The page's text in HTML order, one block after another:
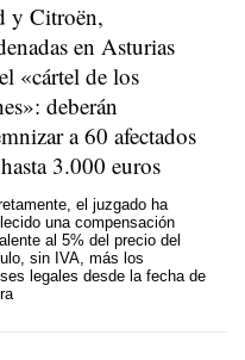
y Citroën,
en Asturias
«cártel de los
deberán
a 60 afectados
3.000 euros
el juzgado ha
una compensación
al 5% del precio del
sin IVA, más los
legales desde la fecha de